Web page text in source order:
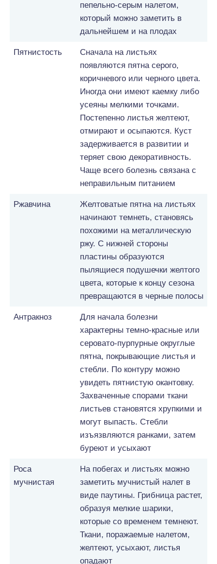
пепельно-серым налетом,
который можно заметить в
дальнейшем и на плодах
Пятнистость
Сначала на листьях
появляются пятна серого,
коричневого или черного цвета.
Иногда они имеют каемку либо
усеяны мелкими точками.
Постепенно листья желтеют,
отмирают и осыпаются. Куст
задерживается в развитии и
теряет свою декоративность.
Чаще всего болезнь связана с
неправильным питанием
Ржавчина
Желтоватые пятна на листьях
начинают темнеть, становясь
похожими на металлическую
ржу. С нижней стороны
пластины образуются
пылящиеся подушечки желтого
цвета, которые к концу сезона
превращаются в черные полосы
Антракноз
Для начала болезни
характерны темно-красные или
серовато-пурпурные округлые
пятна, покрывающие листья и
стебли. По контуру можно
увидеть пятнистую окантовку.
Захваченные спорами ткани
листьев становятся хрупкими и
могут выпасть. Стебли
изъязвляются ранками, затем
буреют и усыхают
Роса
мучнистая
На побегах и листьях можно
заметить мучнистый налет в
виде паутины. Грибница растет,
образуя мелкие шарики,
которые со временем темнеют.
Ткани, поражаемые налетом,
желтеют, усыхают, листья
опадают